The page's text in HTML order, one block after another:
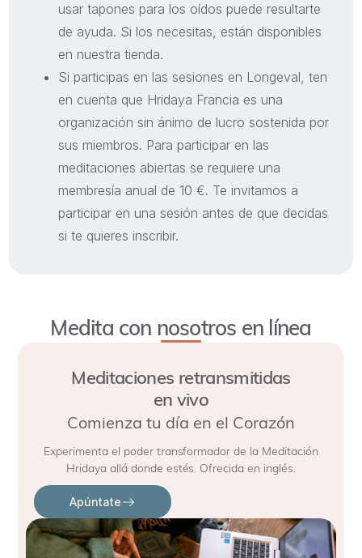
usar tapones para los oídos puede resultarte
de ayuda. Si los necesitas, están disponibles
en nuestra tienda.
Si participas en las sesiones en Longeval, ten
en cuenta que Hridaya Francia es una
organización sin ánimo de lucro sostenida por
sus miembros. Para participar en las
meditaciones abiertas se requiere una
membresía anual de 10 €. Te invitamos a
participar en una sesión antes de que decidas
si te quieres inscribir.
Medita con nosotros en línea
Meditaciones retransmitidas
en vivo
Comienza tu día en el Corazón
Experimenta el poder transformador de la Meditación
Hridaya allá donde estés. Ofrecida en inglés.
Apúntate